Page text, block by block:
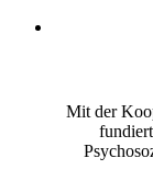
Mit der